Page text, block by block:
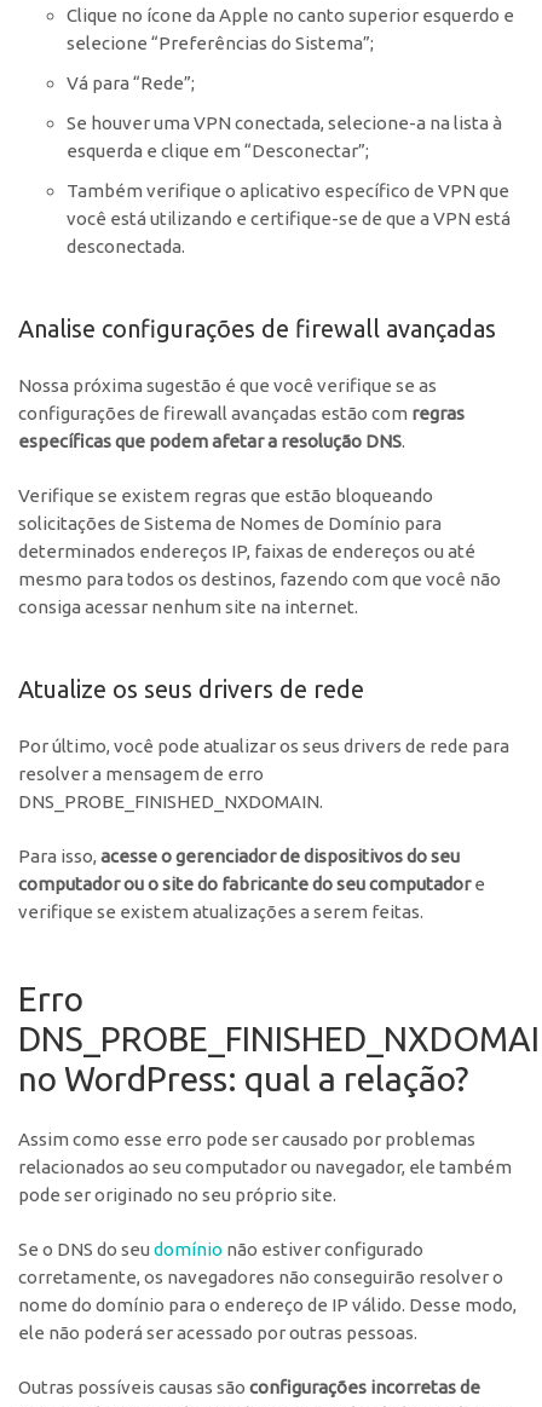
Clique no ícone da Apple no canto superior esquerdo e
selecione “Preferências do Sistema”;
Vá para “Rede”;
Se houver uma VPN conectada, selecione-a na lista à
esquerda e clique em “Desconectar”;
Também verifique o aplicativo específico de VPN que
você está utilizando e certifique-se de que a VPN está
desconectada.
Analise configurações de firewall avançadas
Nossa próxima sugestão é que você verifique se as
configurações de firewall avançadas estão com regras
específicas que podem afetar a resolução DNS.
Verifique se existem regras que estão bloqueando
solicitações de Sistema de Nomes de Domínio para
determinados endereços IP, faixas de endereços ou até
mesmo para todos os destinos, fazendo com que você não
consiga acessar nenhum site na internet.
Atualize os seus drivers de rede
Por último, você pode atualizar os seus drivers de rede para
resolver a mensagem de erro
DNS_PROBE_FINISHED_NXDOMAIN.
Para isso, acesse o gerenciador de dispositivos do seu
computador ou o site do fabricante do seu computadore
verifique se existem atualizações a serem feitas.
Erro
no WordPress: qual a relação?
Assim como esse erro pode ser causado por problemas
relacionados ao seu computador ou navegador, ele também
pode ser originado no seu próprio site.
Se o DNS do seu domínio não estiver configurado
corretamente, os navegadores não conseguirão resolver o
nome do domínio para o endereço de IP válido. Desse modo,
ele não poderá ser acessado por outras pessoas.
Outras possíveis causas são configurações incorretas de